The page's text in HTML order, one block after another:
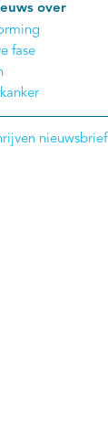
over
fase
nieuwsbrief